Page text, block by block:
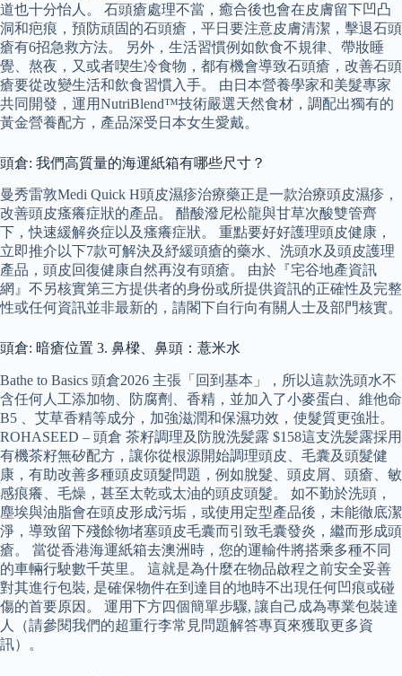
道也十分怡人。 石頭瘡處理不當，癒合後也會在皮膚留下凹凸
洞和疤痕，預防頑固的石頭瘡，平日要注意皮膚清潔，擊退石頭
瘡有6招急救方法。 另外，生活習慣例如飲食不規律、帶妝睡
覺、熬夜，又或者喫生冷食物，都有機會導致石頭瘡，改善石頭
瘡要從改變生活和飲食習慣入手。 由日本營養學家和美髮專家
共同開發，運用NutriBlend™技術嚴選天然食材，調配出獨有的
黃金營養配方，產品深受日本女生愛戴。
頭倉: 我們高質量的海運紙箱有哪些尺寸？
曼秀雷敦Medi Quick H頭皮濕疹治療藥正是一款治療頭皮濕疹，
改善頭皮瘙癢症狀的產品。 醋酸潑尼松龍與甘草次酸雙管齊
下，快速緩解炎症以及瘙癢症狀。 重點要好好護理頭皮健康，
立即推介以下7款可解決及紓緩頭瘡的藥水、洗頭水及頭皮護理
產品，頭皮回復健康自然再沒有頭瘡。 由於『宅谷地產資訊
網』不另核實第三方提供者的身份或所提供資訊的正確性及完整
性或任何資訊並非最新的，請閣下自行向有關人士及部門核實。
頭倉: 暗瘡位置 3. 鼻樑、鼻頭：薏米水
Bathe to Basics 頭倉2026 主張「回到基本」，所以這款洗頭水不
含任何人工添加物、防腐劑、香精，並加入了小麥蛋白、維他命
B5 、艾草香精等成分，加強滋潤和保濕功效，使髮質更強壯。
ROHASEED – 頭倉 茶籽調理及防脫洗髪露 $158這支洗髪露採用
有機茶籽無矽配方，讓你從根源開始調理頭皮、毛囊及頭髮健
康，有助改善多種頭皮頭髮問題，例如脫髮、頭皮屑、頭瘡、敏
感痕癢、毛燥，甚至太乾或太油的頭皮頭髮。 如不勤於洗頭，
塵埃與油脂會在頭皮形成污垢，或使用定型產品後，未能徹底潔
淨，導致留下殘餘物堵塞頭皮毛囊而引致毛囊發炎，繼而形成頭
瘡。 當從香港海運紙箱去澳洲時，您的運輸件將搭乘多種不同
的車輛行駛數千英里。 這就是為什麼在物品啟程之前安全妥善
對其進行包裝, 是確保物件在到達目的地時不出現任何凹痕或碰
傷的首要原因。 運用下方四個簡單步驟, 讓自己成為專業包裝達
人（請參閱我們的超重行李常見問題解答專頁來獲取更多資
訊）。